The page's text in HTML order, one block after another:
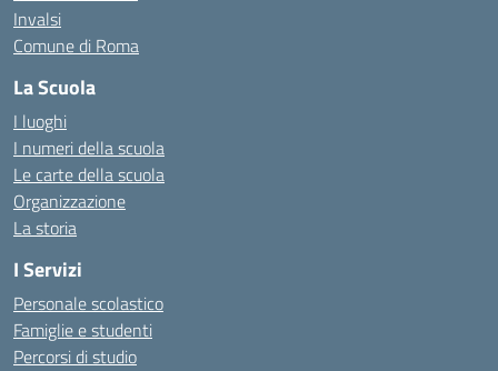
Invalsi
Comune di Roma
La Scuola
I luoghi
I numeri della scuola
Le carte della scuola
Organizzazione
La storia
I Servizi
Personale scolastico
Famiglie e studenti
Percorsi di studio